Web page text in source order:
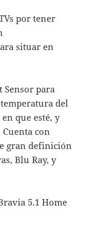
por tener
situar en
Sensor para
del
que esté, y
con
gran definición
Blu Ray, y